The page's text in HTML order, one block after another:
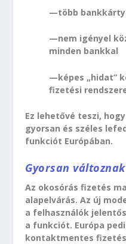
—több
—nem igényel
minden bankkal
—képes „hidat”
fizetési
Ez lehetővé teszi,
gyorsan és széles
funkciót Európában.
Gyorsan
Az okosórás fizetés
alapelvárás. Az új
a felhasználók
a funkciót. Európa
kontaktmentes